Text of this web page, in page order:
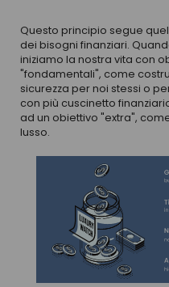
Questo principio segue
dei bisogni finanziari.
iniziamo la nostra vita con
"fondamentali", come
sicurezza per noi stessi o
con più cuscinetto
ad un obiettivo "extra",
lusso.